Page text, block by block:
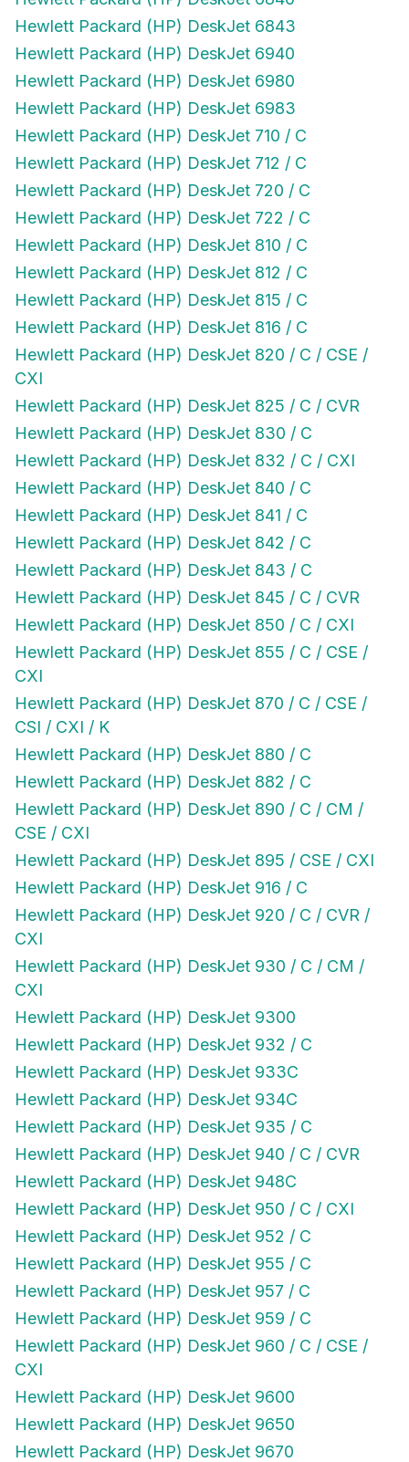
Hewlett Packard (HP) DeskJet 6843
Hewlett Packard (HP) DeskJet 6940
Hewlett Packard (HP) DeskJet 6980
Hewlett Packard (HP) DeskJet 6983
Hewlett Packard (HP) DeskJet 710 / C
Hewlett Packard (HP) DeskJet 712 / C
Hewlett Packard (HP) DeskJet 720 / C
Hewlett Packard (HP) DeskJet 722 / C
Hewlett Packard (HP) DeskJet 810 / C
Hewlett Packard (HP) DeskJet 812 / C
Hewlett Packard (HP) DeskJet 815 / C
Hewlett Packard (HP) DeskJet 816 / C
Hewlett Packard (HP) DeskJet 820 / C / CSE /
CXI
Hewlett Packard (HP) DeskJet 825 / C / CVR
Hewlett Packard (HP) DeskJet 830 / C
Hewlett Packard (HP) DeskJet 832 / C / CXI
Hewlett Packard (HP) DeskJet 840 / C
Hewlett Packard (HP) DeskJet 841 / C
Hewlett Packard (HP) DeskJet 842 / C
Hewlett Packard (HP) DeskJet 843 / C
Hewlett Packard (HP) DeskJet 845 / C / CVR
Hewlett Packard (HP) DeskJet 850 / C / CXI
Hewlett Packard (HP) DeskJet 855 / C / CSE /
CXI
Hewlett Packard (HP) DeskJet 870 / C / CSE /
CSI / CXI / K
Hewlett Packard (HP) DeskJet 880 / C
Hewlett Packard (HP) DeskJet 882 / C
Hewlett Packard (HP) DeskJet 890 / C / CM /
CSE / CXI
Hewlett Packard (HP) DeskJet 895 / CSE / CXI
Hewlett Packard (HP) DeskJet 916 / C
Hewlett Packard (HP) DeskJet 920 / C / CVR /
CXI
Hewlett Packard (HP) DeskJet 930 / C / CM /
CXI
Hewlett Packard (HP) DeskJet 9300
Hewlett Packard (HP) DeskJet 932 / C
Hewlett Packard (HP) DeskJet 933C
Hewlett Packard (HP) DeskJet 934C
Hewlett Packard (HP) DeskJet 935 / C
Hewlett Packard (HP) DeskJet 940 / C / CVR
Hewlett Packard (HP) DeskJet 948C
Hewlett Packard (HP) DeskJet 950 / C / CXI
Hewlett Packard (HP) DeskJet 952 / C
Hewlett Packard (HP) DeskJet 955 / C
Hewlett Packard (HP) DeskJet 957 / C
Hewlett Packard (HP) DeskJet 959 / C
Hewlett Packard (HP) DeskJet 960 / C / CSE /
CXI
Hewlett Packard (HP) DeskJet 9600
Hewlett Packard (HP) DeskJet 9650
Hewlett Packard (HP) DeskJet 9670